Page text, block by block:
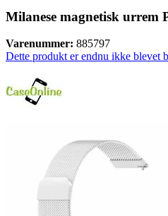
Milanese magnetisk urrem
Varenummer: 885797
Dette produkt er endnu ikke blevet